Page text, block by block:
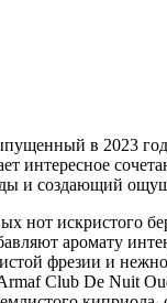
в 2023
интересное
и создающий
искристого
аромату
фрезии и
Club De Nuit